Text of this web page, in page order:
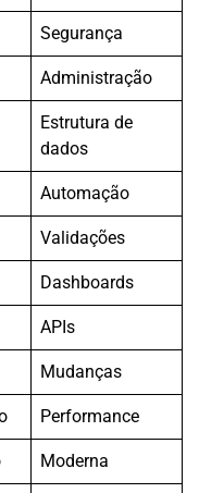
Segurança
Administração
Estrutura de
dados
Automação
Validações
Dashboards
APIs
Mudanças
Performance
Moderna